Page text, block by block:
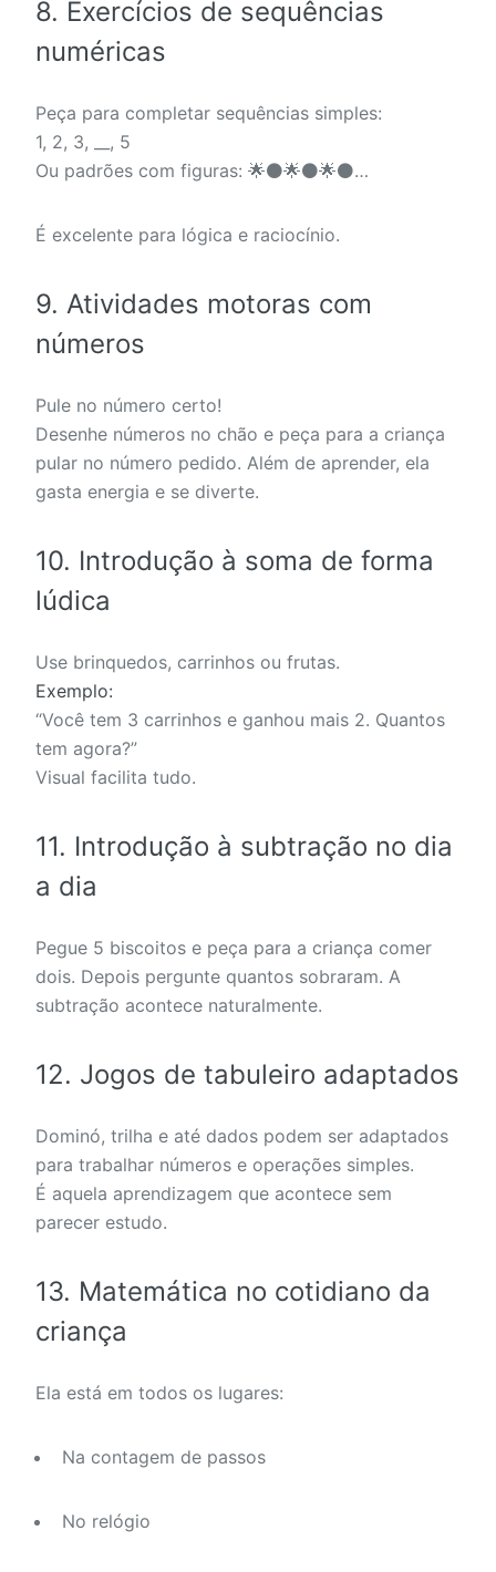
8. Exercícios de sequências
numéricas
Peça para completar sequências simples:
1, 2, 3, __, 5
Ou padrões com figuras: 🌟⚫🌟⚫🌟⚫…
É excelente para lógica e raciocínio.
9. Atividades motoras com
números
Pule no número certo!
Desenhe números no chão e peça para a criança
pular no número pedido. Além de aprender, ela
gasta energia e se diverte.
10. Introdução à soma de forma
lúdica
Use brinquedos, carrinhos ou frutas.
Exemplo:
“Você tem 3 carrinhos e ganhou mais 2. Quantos
tem agora?”
Visual facilita tudo.
11. Introdução à subtração no dia
a dia
Pegue 5 biscoitos e peça para a criança comer
dois. Depois pergunte quantos sobraram. A
subtração acontece naturalmente.
12. Jogos de tabuleiro adaptados
Dominó, trilha e até dados podem ser adaptados
para trabalhar números e operações simples.
É aquela aprendizagem que acontece sem
parecer estudo.
13. Matemática no cotidiano da
criança
Ela está em todos os lugares:
Na contagem de passos
No relógio